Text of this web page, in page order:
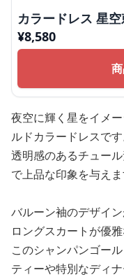
カラードレス 星
¥8,580
夜空に輝く星をイメ
ルドカラードレスです
透明感のあるチュー
で上品な印象を与えま
バルーン袖のデザイ
ロングスカートが優
このシャンパンゴー
ティーや特別なディ